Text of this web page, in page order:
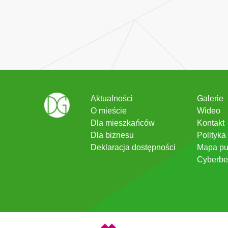
Aktualności
O mieście
Dla mieszkańców
Dla biznesu
Deklaracja dostępności
Galerie
Wideo
Kontakt
Mapa